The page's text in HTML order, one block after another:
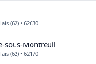
(62) • 62630
sous-Montreuil
(62) • 62170